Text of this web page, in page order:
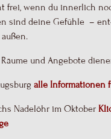
frei, wenn du innerlich
sind deine Gefühle –
und Angebote
alle Informationen
Nadelöhr im Oktober